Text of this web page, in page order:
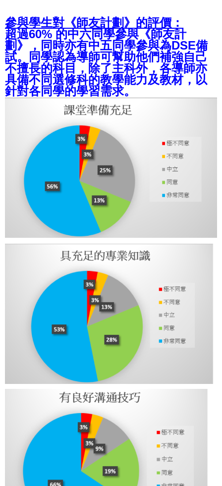
參與學生對 《師友計劃》的評價：
超過60% 的中六同學參與《師友計
劃》，同時亦有中五同學參與為DSE備
試。同學認為導師可幫助他們補強自己
不擅長的科目，除了主科外，各導師亦
具備不同選修科的教學能力及教材，以
針對各同學的學習需求。